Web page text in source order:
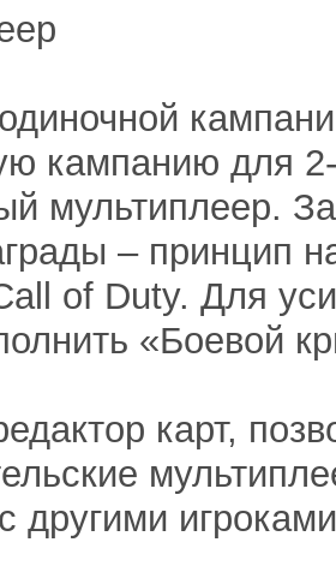
кампанию для
мультиплеер.
– принцип
of Duty. Для
«Боевой
карт,
другими